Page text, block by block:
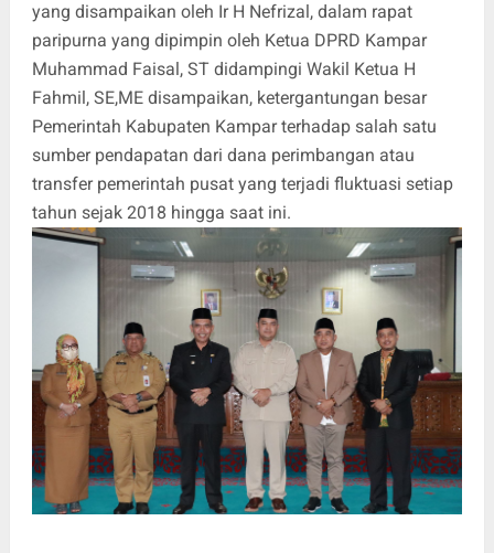
yang disampaikan oleh Ir H Nefrizal, dalam rapat
paripurna yang dipimpin oleh Ketua DPRD Kampar
Muhammad Faisal, ST didampingi Wakil Ketua H
Fahmil, SE,ME disampaikan, ketergantungan besar
Pemerintah Kabupaten Kampar terhadap salah satu
sumber pendapatan dari dana perimbangan atau
transfer pemerintah pusat yang terjadi fluktuasi setiap
tahun sejak 2018 hingga saat ini.